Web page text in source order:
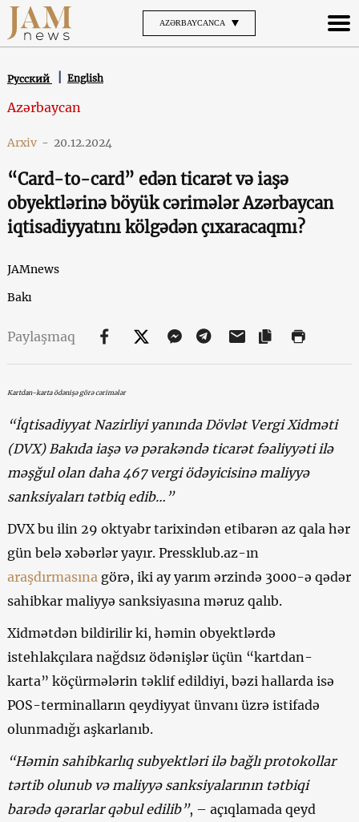
AZƏRBAYCANCA
Русский English
Azərbaycan
Arxiv - 20.12.2024
“Card-to-card” edən ticarət və iaşə
obyektlərinə böyük cərimələr Azərbaycan
iqtisadiyyatını kölgədən çıxaracaqmı?
JAMnews
Bakı
Paylaşmaq
Kartdan-karta ödənişə görə cərimələr
“İqtisadiyyat Nazirliyi yanında Dövlət Vergi Xidməti
(DVX) Bakıda iaşə və pərakəndə ticarət fəaliyyəti ilə
məşğul olan daha 467 vergi ödəyicisinə maliyyə
sanksiyaları tətbiq edib…”
DVX bu ilin 29 oktyabr tarixindən etibarən az qala hər
gün belə xəbərlər yayır. Pressklub.az-ın
araşdırmasına görə, iki ay yarım ərzində 3000-ə qədər
sahibkar maliyyə sanksiyasına məruz qalıb.
Xidmətdən bildirilir ki, həmin obyektlərdə
istehlakçılara nağdsız ödənişlər üçün “kartdan-
karta” köçürmələrin təklif edildiyi, bəzi hallarda isə
POS-terminalların qeydiyyat ünvanı üzrə istifadə
olunmadığı aşkarlanıb.
“Həmin sahibkarlıq subyektləri ilə bağlı protokollar
tərtib olunub və maliyyə sanksiyalarının tətbiqi
barədə qərarlar qəbul edilib”, – açıqlamada qeyd